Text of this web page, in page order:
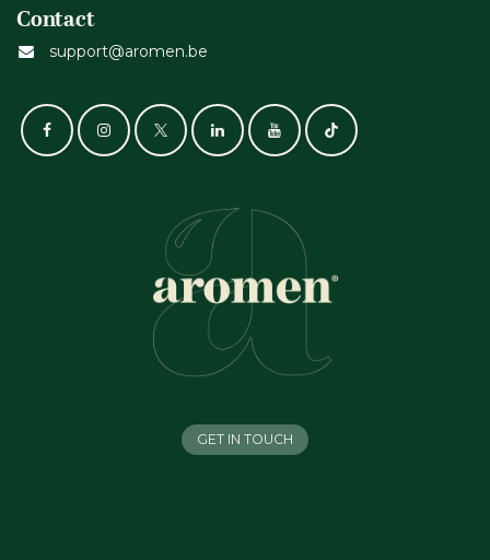
Contact
support@aromen.be
GET IN TOUCH